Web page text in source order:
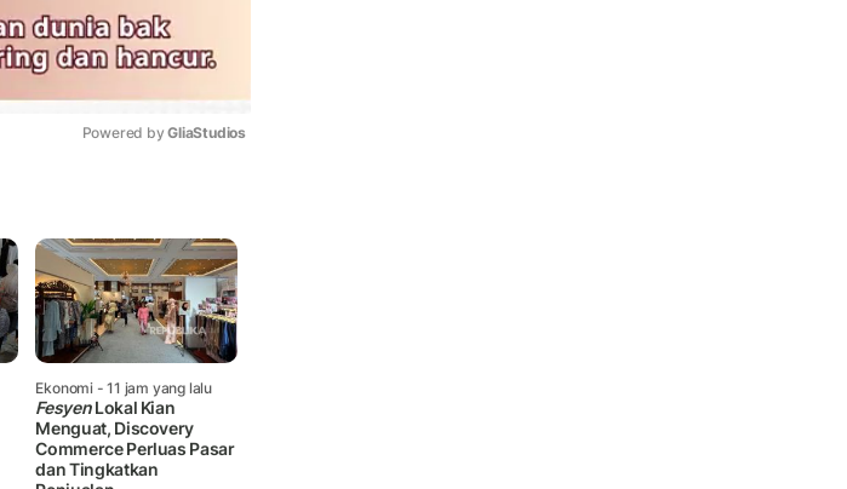
Powered by GliaStudios
Ekonomi- 11 jam yang lalu
FesyenLokal Kian
Menguat, Discovery
Commerce Perluas Pasar
dan Tingkatkan